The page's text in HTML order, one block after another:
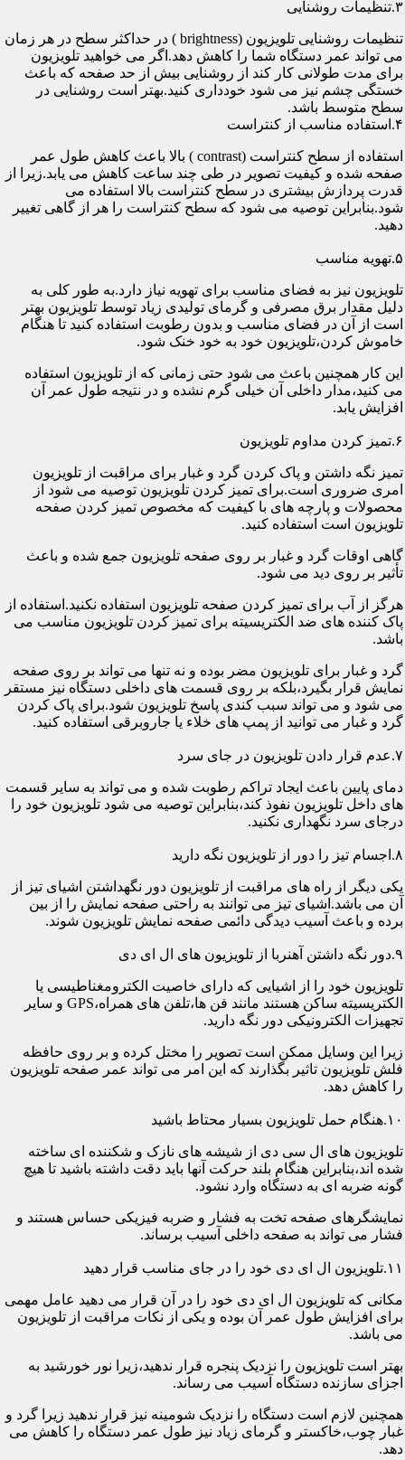
۳.تنظیمات روشنایی
تنظیمات روشنایی تلویزیون (brightness ) در حداکثر سطح در هر زمان
می تواند عمر دستگاه شما را کاهش دهد.اگر می خواهید تلویزیون
برای مدت طولانی کار کند از روشنایی بیش از حد صفحه که باعث
خستگی چشم نیز می شود خودداری کنید.بهتر است روشنایی در
سطح متوسط باشد.
۴.استفاده مناسب از کنتراست
استفاده از سطح کنتراست (contrast ) بالا باعث کاهش طول عمر
صفحه شده و کیفیت تصویر در طی چند ساعت کاهش می یابد.زیرا از
قدرت پردازش بیشتری در سطح کنتراست بالا استفاده می
شود.بنابراین توصیه می شود که سطح کنتراست را هر از گاهی تغییر
دهید.
۵.تهویه مناسب
تلویزیون نیز به فضای مناسب برای تهویه نیاز دارد.به طور کلی به
دلیل مقدار برق مصرفی و گرمای تولیدی زیاد توسط تلویزیون بهتر
است از آن در فضای مناسب و بدون رطوبت استفاده کنید تا هنگام
خاموش کردن،تلویزیون خود به خود خنک شود.
این کار همچنین باعث می شود حتی زمانی که از تلویزیون استفاده
می کنید،مدار داخلی آن خیلی گرم نشده و در نتیجه طول عمر آن
افزایش یابد.
۶.تمیز کردن مداوم تلویزیون
تمیز نگه داشتن و پاک کردن گرد و غبار برای مراقبت از تلویزیون
امری ضروری است.برای تمیز کردن تلویزیون توصیه می شود از
محصولات و پارچه های با کیفیت که مخصوص تمیز کردن صفحه
تلویزیون است استفاده کنید.
گاهی اوقات گرد و غبار بر روی صفحه تلویزیون جمع شده و باعث
تأثیر بر روی دید می شود.
هرگز از آب برای تمیز کردن صفحه تلویزیون استفاده نکنید.استفاده از
پاک کننده های ضد الکتریسیته برای تمیز کردن تلویزیون مناسب می
باشد.
گرد و غبار برای تلویزیون مضر بوده و نه تنها می تواند بر روی صفحه
نمایش قرار بگیرد،بلکه بر روی قسمت های داخلی دستگاه نیز مستقر
می شود و می تواند سبب کندی پاسخ تلویزیون شود.برای پاک کردن
گرد و غبار می توانید از پمپ های خلاء یا جاروبرقی استفاده کنید.
۷.عدم قرار دادن تلویزیون در جای سرد
دمای پایین باعث ایجاد تراکم رطوبت شده و می تواند به سایر قسمت
های داخل تلویزیون نفوذ کند،بنابراین توصیه می شود تلویزیون خود را
درجای سرد نگهداری نکنید.
۸.اجسام تیز را دور از تلویزیون نگه دارید
یکی دیگر از راه های مراقبت از تلویزیون دور نگهداشتن اشیای تیز از
آن می باشد.اشیای تیز می توانند به راحتی صفحه نمایش را از بین
برده و باعث آسیب دیدگی دائمی صفحه نمایش تلویزیون شوند.
۹.دور نگه داشتن آهنربا از تلویزیون های ال ای دی
تلویزیون خود را از اشیایی که دارای خاصیت الکترومغناطیسی یا
الکتریسیته ساکن هستند مانند فن ها،تلفن های همراه،GPS و سایر
تجهیزات الکترونیکی دور نگه دارید.
زیرا این وسایل ممکن است تصویر را مختل کرده و بر روی حافظه
فلش تلویزیون تاثیر بگذارند که این امر می تواند عمر صفحه تلویزیون
را کاهش دهد.
۱۰.هنگام حمل تلویزیون بسیار محتاط باشید
تلویزیون های ال سی دی از شیشه های نازک و شکننده ای ساخته
شده اند،بنابراین هنگام بلند حرکت آنها باید دقت داشته باشید تا هیچ
گونه ضربه ای به دستگاه وارد نشود.
نمایشگرهای صفحه تخت به فشار و ضربه فیزیکی حساس هستند و
فشار می تواند به صفحه داخلی آسیب برساند.
۱۱.تلویزیون ال ای دی خود را در جای مناسب قرار دهید
مکانی که تلویزیون ال ای دی خود را در آن قرار می دهید عامل مهمی
برای افزایش طول عمر آن بوده و یکی از نکات مراقبت از تلویزیون
می باشد.
بهتر است تلویزیون را نزدیک پنجره قرار ندهید،زیرا نور خورشید به
اجزای سازنده دستگاه آسیب می رساند.
همچنین لازم است دستگاه را نزدیک شومینه نیز قرار ندهید زیرا گرد و
غبار چوب،خاکستر و گرمای زیاد نیز طول عمر دستگاه را کاهش می
دهد.